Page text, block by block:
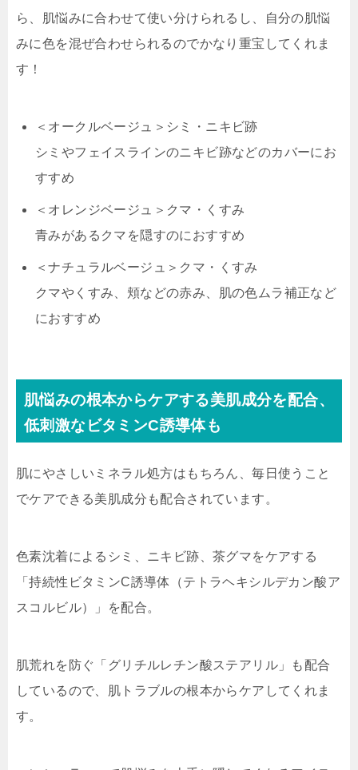
ら、
肌悩みに合わせて使い分けられるし、自分の肌悩
みに色を混ぜ合わせられるのでかなり重宝 してくれま
す！
＜オークルベージュ＞シミ・ニキビ跡
シミやフェイスラインのニキビ跡などのカバーにお
すすめ
＜オレンジベージュ＞クマ・くすみ
青みがあるクマを隠すのにおすすめ
＜ナチュラルベージュ＞クマ・くすみ
クマやくすみ、頬などの赤み、肌の色ムラ補正など
におすすめ
肌悩みの根本からケアする美肌成分を配合、
低刺激な ビタミンC誘導体も
肌にやさしいミネラル処方はもちろん、毎日使うこと
でケアできる美肌成分も配合されています。
色素沈着によるシミ、ニキビ跡、茶グマをケアする
「持続性ビタミンC誘導体（テトラヘキシルデカン酸ア
スコルビル）
」を配合。
肌荒れを防ぐ「 グリチルレチン酸ステアリル 」も配合
しているので、肌トラブルの根本からケアしてくれま
す。